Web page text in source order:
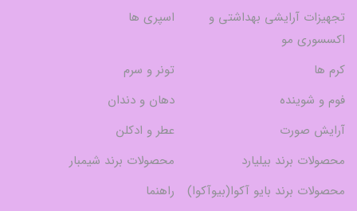
تجهیزات آرایشی بهداشتی و
اکسسوری مو
اسپری ها
کرم ها
تونر و سرم
فوم و شوینده
دهان و دندان
آرایش صورت
عطر و ادکلن
محصولات برند بیلیارد
محصولات برند شیمبار
محصولات برند بایو آکوا(بیوآکوا)
راهنما